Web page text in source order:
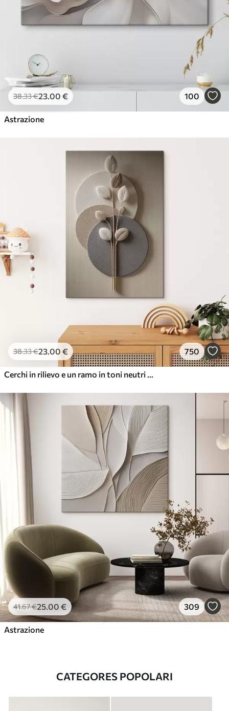
38.33€23.00 € 100
Astrazione
38.33€23.00 € 750
Cerchi in rilievo e un ramo in toni neutri caldi
41.67€25.00 € 309
Astrazione
CATEGORES POPOLARI